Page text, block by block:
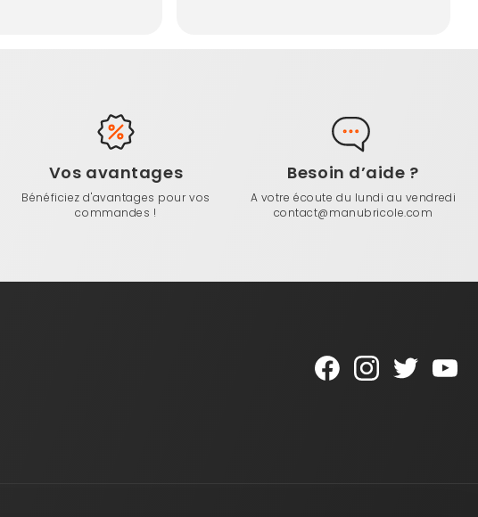
Vos avantages
Bénéficiez d'avantages pour vos
commandes !
Besoin d’aide ?
A votre écoute du lundi au vendredi
contact@manubricole.com